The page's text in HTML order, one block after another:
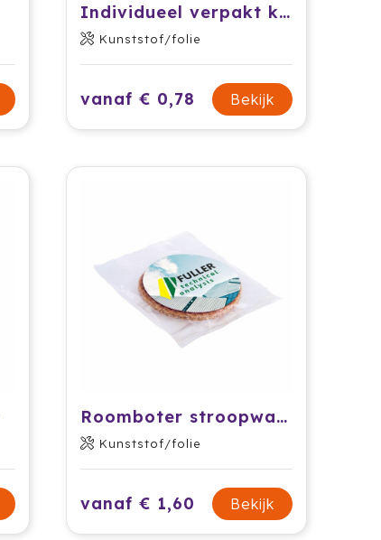
Individueel verpakt koekje in bedrukte folie
Kunststof/folie
vanaf € 0,78 Bekijk
Roomboter stroopwafel met sticker
Kunststof/folie
vanaf € 1,60 Bekijk